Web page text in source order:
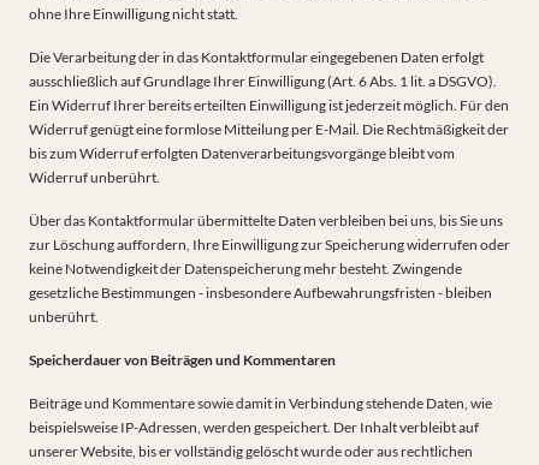
ohne Ihre Einwilligung nicht statt.
Die Verarbeitung der in das Kontaktformular eingegebenen Daten erfolgt
ausschließlich auf Grundlage Ihrer Einwilligung (Art. 6 Abs. 1 lit. a DSGVO).
Ein Widerruf Ihrer bereits erteilten Einwilligung ist jederzeit möglich. Für den
Widerruf genügt eine formlose Mitteilung per E-Mail. Die Rechtmäßigkeit der
bis zum Widerruf erfolgten Datenverarbeitungsvorgänge bleibt vom
Widerruf unberührt.
Über das Kontaktformular übermittelte Daten verbleiben bei uns, bis Sie uns
zur Löschung auffordern, Ihre Einwilligung zur Speicherung widerrufen oder
keine Notwendigkeit der Datenspeicherung mehr besteht. Zwingende
gesetzliche Bestimmungen - insbesondere Aufbewahrungsfristen - bleiben
unberührt.
Speicherdauer von Beiträgen und Kommentaren
Beiträge und Kommentare sowie damit in Verbindung stehende Daten, wie
beispielsweise IP-Adressen, werden gespeichert. Der Inhalt verbleibt auf
unserer Website, bis er vollständig gelöscht wurde oder aus rechtlichen